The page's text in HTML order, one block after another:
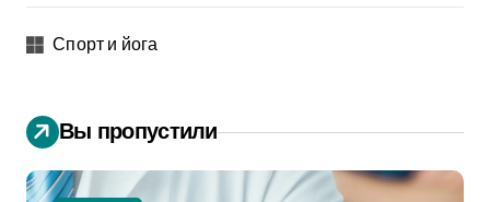
Спорт и йога
Вы пропустили